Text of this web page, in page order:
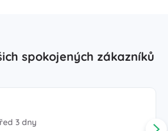
spokojených zákazníků
3 dny